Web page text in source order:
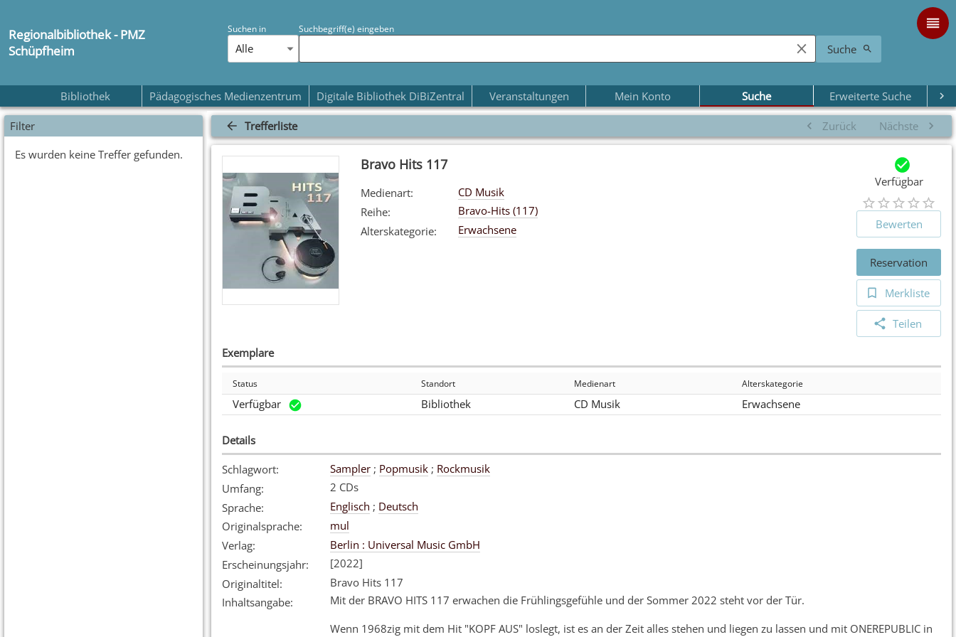
Regionalbibliothek - PMZ
Schüpfheim
Suchen in
Alle
Suchbegriff(e) eingeben
Suche
Bibliothek Pädagogisches Medienzentrum Digitale Bibliothek DiBiZentral Veranstaltungen Mein Konto Suche Erweiterte Suche
Filter
Es wurden keine Treffer gefunden.
Trefferliste Zurück Nächste
Bravo Hits 117
Medienart:
CD Musik
Reihe:
Bravo-Hits (117)
Alterskategorie: Erwachsene
Verfügbar
Bewerten
Reservation
Merkliste
Teilen
Exemplare
Status Standort Medienart Alterskategorie
Verfügbar Bibliothek CD Musik Erwachsene
Details
Schlagwort: Sampler ; Popmusik ; Rockmusik
Umfang:
2 CDs
Sprache: Englisch ; Deutsch
Originalsprache:
mul
Verlag:
Berlin : Universal Music GmbH
Erscheinungsjahr:
[2022]
Originaltitel:
Bravo Hits 117
Inhaltsangabe:
Mit der BRAVO HITS 117 erwachen die Frühlingsgefühle und der Sommer 2022 steht vor der Tür.
Wenn 1968zig mit dem Hit "KOPF AUS" loslegt, ist es an der Zeit alles stehen und liegen zu lassen und mit ONEREPUBLIC in